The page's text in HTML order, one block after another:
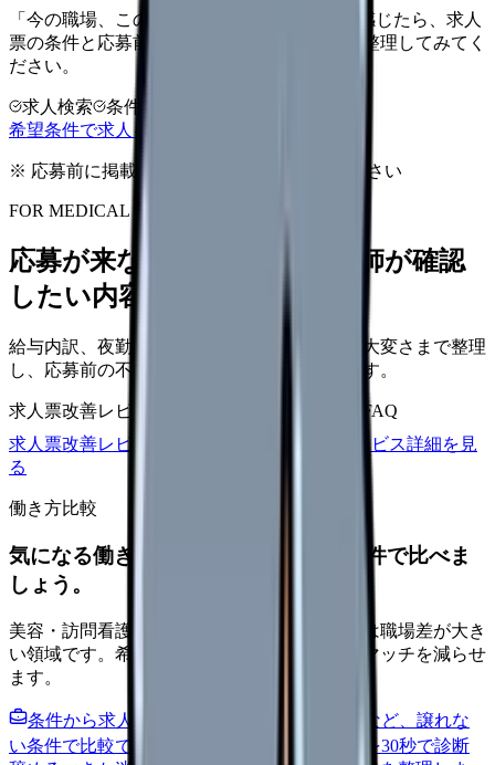
「今の職場、このままでいいのかな...」そう感じたら、求人
票の条件と応募前に確認したい不安を分けて整理してみてく
ださい。
求人検索 条件整理
希望条件で求人を探す
※ 応募前に掲載元の最新情報を確認してください
FOR MEDICAL PROVIDERS
応募が来ない求人票を、看護師が確認
したい内容に直せます
給与内訳、夜勤、休日、教育、職場の正直な大変さまで整理
し、応募前の不安を減らす求人票へ改善します。
求人票改善レビュー
応募前FAQ
求人票改善レビューの見積もりを依頼
サービス詳細を見
る
働き方比較
気になる働き方を、求人を見る前に条件で比べま
しょう。
美容・訪問看護・クリニック・夜勤なしなどは職場差が大き
い領域です。希望条件を先に整理するとミスマッチを減らせ
ます。
条件から求人を見る
夜勤回数・残業・通勤など、譲れな
い条件で比較できます。
職場の悩みを30秒で診断